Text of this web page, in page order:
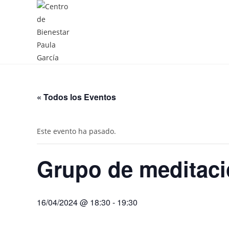
« Todos los Eventos
Este evento ha pasado.
Grupo de
16/04/2024 @ 18:30 - 19:30